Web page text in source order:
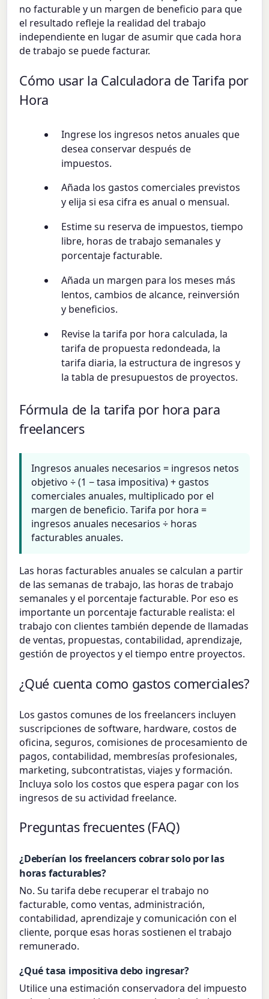
no facturable y un margen de beneficio para que
el resultado refleje la realidad del trabajo
independiente en lugar de asumir que cada hora
de trabajo se puede facturar.
Cómo usar la Calculadora de Tarifa por
Hora
Ingrese los ingresos netos anuales que
desea conservar después de
impuestos.
Añada los gastos comerciales previstos
y elija si esa cifra es anual o mensual.
Estime su reserva de impuestos, tiempo
libre, horas de trabajo semanales y
porcentaje facturable.
Añada un margen para los meses más
lentos, cambios de alcance, reinversión
y beneficios.
Revise la tarifa por hora calculada, la
tarifa de propuesta redondeada, la
tarifa diaria, la estructura de ingresos y
la tabla de presupuestos de proyectos.
Fórmula de la tarifa por hora para
freelancers
Ingresos anuales necesarios = ingresos netos
objetivo ÷ (1 − tasa impositiva) + gastos
comerciales anuales, multiplicado por el
margen de beneficio. Tarifa por hora =
ingresos anuales necesarios ÷ horas
facturables anuales.
Las horas facturables anuales se calculan a partir
de las semanas de trabajo, las horas de trabajo
semanales y el porcentaje facturable. Por eso es
importante un porcentaje facturable realista: el
trabajo con clientes también depende de llamadas
de ventas, propuestas, contabilidad, aprendizaje,
gestión de proyectos y el tiempo entre proyectos.
¿Qué cuenta como gastos comerciales?
Los gastos comunes de los freelancers incluyen
suscripciones de software, hardware, costos de
oficina, seguros, comisiones de procesamiento de
pagos, contabilidad, membresías profesionales,
marketing, subcontratistas, viajes y formación.
Incluya solo los costos que espera pagar con los
ingresos de su actividad freelance.
Preguntas frecuentes (FAQ)
¿Deberían los freelancers cobrar solo por las
horas facturables?
No. Su tarifa debe recuperar el trabajo no
facturable, como ventas, administración,
contabilidad, aprendizaje y comunicación con el
cliente, porque esas horas sostienen el trabajo
remunerado.
¿Qué tasa impositiva debo ingresar?
Utilice una estimación conservadora del impuesto